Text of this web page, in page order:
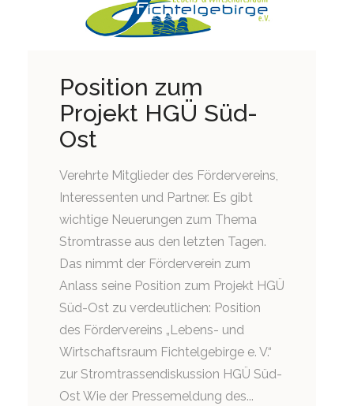
Position zum
Projekt HGÜ Süd-
Ost
Verehrte Mitglieder des Fördervereins,
Interessenten und Partner. Es gibt
wichtige Neuerungen zum Thema
Stromtrasse aus den letzten Tagen.
Das nimmt der Förderverein zum
Anlass seine Position zum Projekt HGÜ
Süd-Ost zu verdeutlichen: Position
des Fördervereins „Lebens- und
Wirtschaftsraum Fichtelgebirge e. V.“
zur Stromtrassendiskussion HGÜ Süd-
Ost Wie der Pressemeldung des...